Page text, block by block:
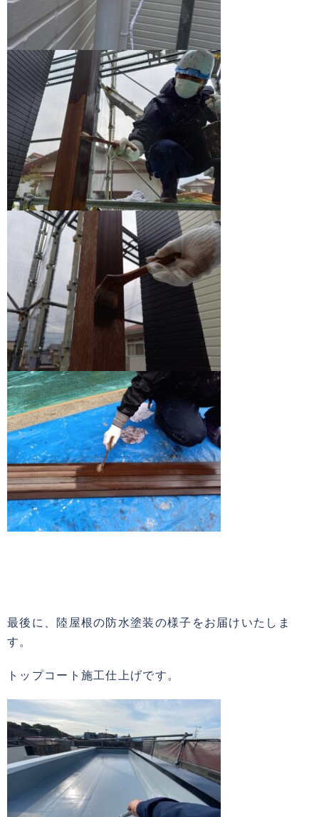
最後に、陸屋根の防水塗装の様子をお届けいたしま
す。
トップコート施工仕上げです。